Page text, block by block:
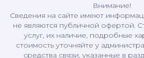
Внимание!
Сведения на сайте имеют
не являются публичной офертой.
услуг, их наличие, подробные
стоимость уточняйте у
средства связи, указанные в